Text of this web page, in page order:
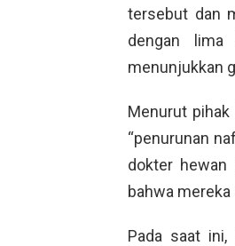
tersebut dan
dengan
menunjukkan
Menurut pihak
“penurunan
dokter hewan
bahwa mereka
Pada saat